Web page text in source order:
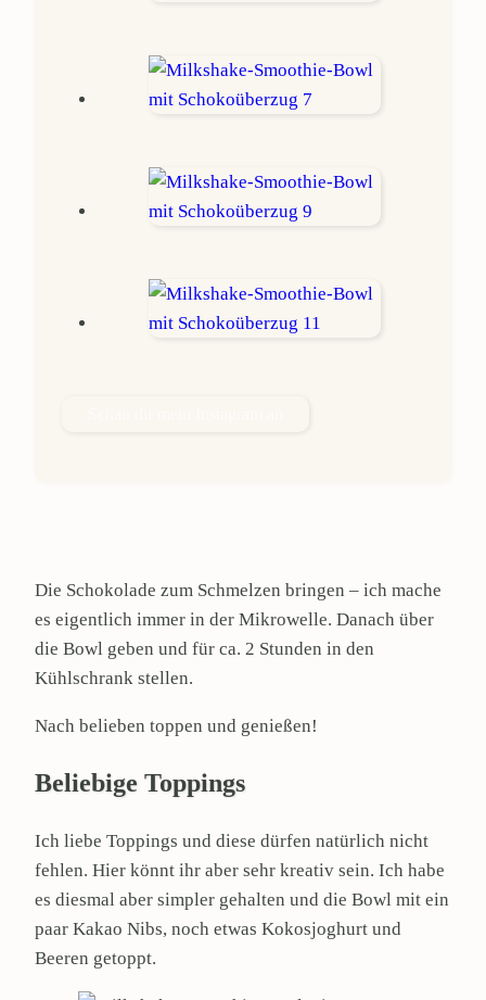
Die Schokolade zum Schmelzen bringen – ich mache
es eigentlich immer in der Mikrowelle. Danach über
die Bowl geben und für ca. 2 Stunden in den
Kühlschrank stellen.
Nach belieben toppen und genießen!
Beliebige Toppings
Ich liebe Toppings und diese dürfen natürlich nicht
fehlen. Hier könnt ihr aber sehr kreativ sein. Ich habe
es diesmal aber simpler gehalten und die Bowl mit ein
paar Kakao Nibs, noch etwas Kokosjoghurt und
Beeren getoppt.